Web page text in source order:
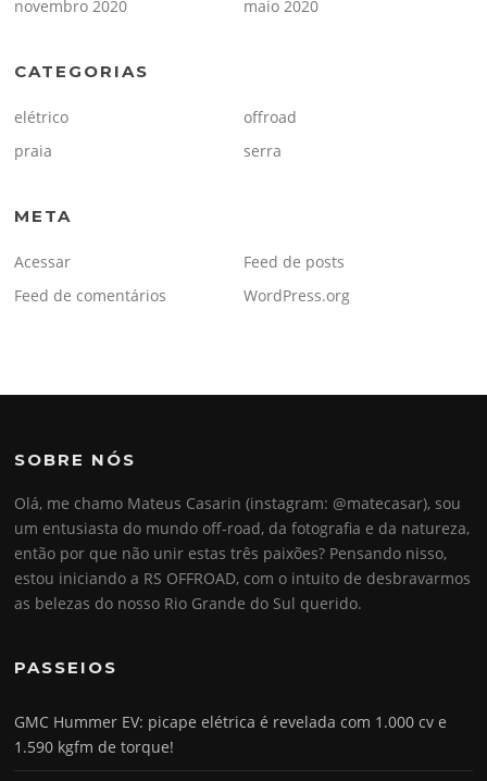
novembro 2020 maio 2020
CATEGORIAS
elétrico
offroad
praia
serra
META
Acessar
Feed de posts
Feed de comentários
WordPress.org
SOBRE NÓS
Olá, me chamo Mateus Casarin (instagram: @matecasar), sou
um entusiasta do mundo off-road, da fotografia e da natureza,
então por que não unir estas três paixões? Pensando nisso,
estou iniciando a RS OFFROAD, com o intuito de desbravarmos
as belezas do nosso Rio Grande do Sul querido.
PASSEIOS
GMC Hummer EV: picape elétrica é revelada com 1.000 cv e
1.590 kgfm de torque!